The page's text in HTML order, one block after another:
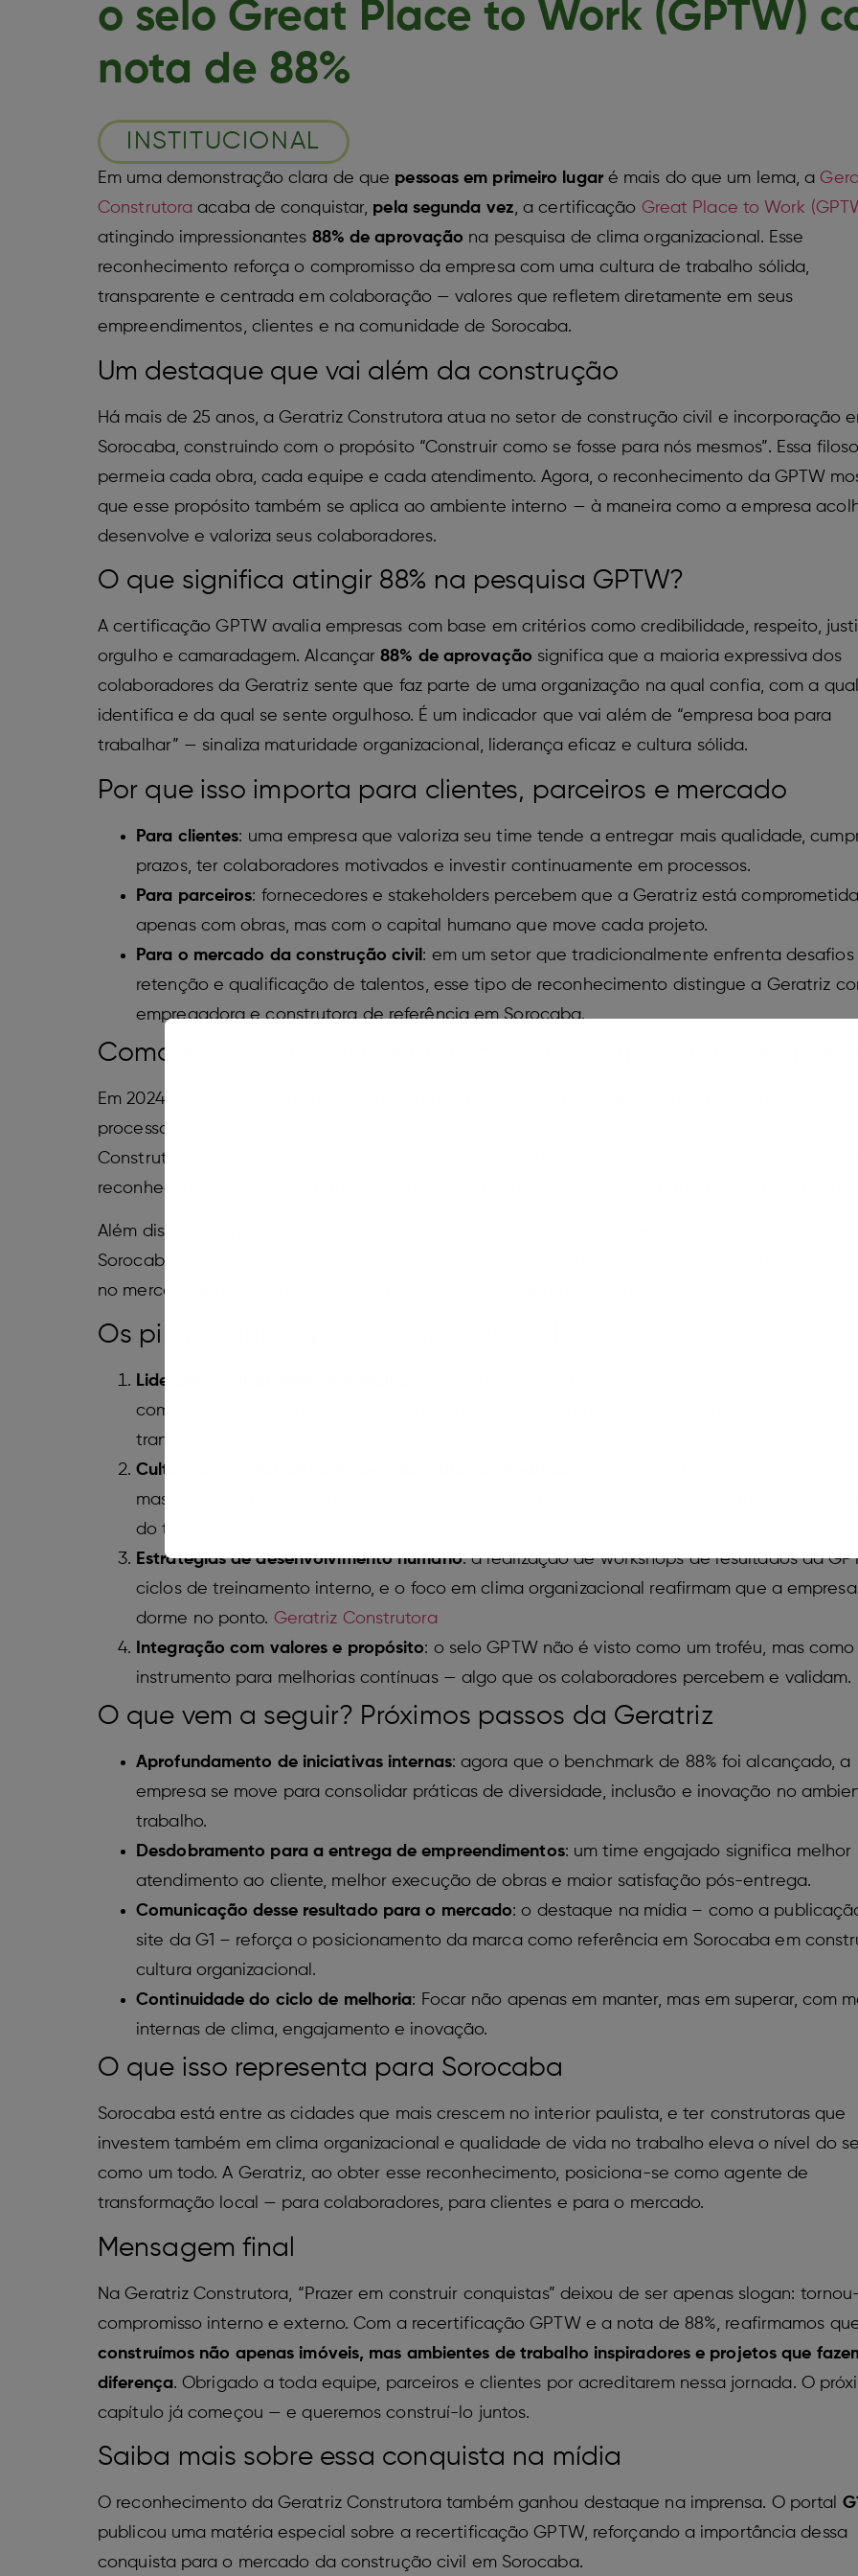
o selo Great Place to Work (GPTW)
nota de 88%
INSTITUCIONAL
Em uma demonstração clara de que pessoas em primeiro lugaré mais do que um lema, a
Construtora acaba de conquistar, pela segunda vez, a certificação Great Place to Work
atingindo impressionantes 88% de aprovação na pesquisa de clima organizacional. Esse
reconhecimento reforça o compromisso da empresa com uma cultura de trabalho sólida,
transparente e centrada em colaboração — valores que refletem diretamente em seus
empreendimentos, clientes e na comunidade de Sorocaba.
Um destaque que vai além da construção
Há mais de 25 anos, a Geratriz Construtora atua no setor de construção civil e incorporação
Sorocaba, construindo com o propósito “Construir como se fosse para nós mesmos”. Essa
permeia cada obra, cada equipe e cada atendimento. Agora, o reconhecimento da GPTW
que esse propósito também se aplica ao ambiente interno — à maneira como a empresa
desenvolve e valoriza seus colaboradores.
O que significa atingir 88% na pesquisa GPTW?
A certificação GPTW avalia empresas com base em critérios como credibilidade, respeito,
orgulho e camaradagem. Alcançar88% de aprovação significa que a maioria expressiva dos
colaboradores da Geratriz sente que faz parte de uma organização na qual confia, com a
identifica e da qual se sente orgulhoso. É um indicador que vai além de “empresa boa para
trabalhar” — sinaliza maturidade organizacional, liderança eficaz e cultura sólida.
Por que isso importa para clientes, parceiros e mercado
Para clientes: uma empresa que valoriza seu time tende a entregar mais qualidade,
prazos, ter colaboradores motivados e investir continuamente em processos.
Para parceiros: fornecedores e stakeholders percebem que a Geratriz está
apenas com obras, mas com o capital humano que move cada projeto.
Para o mercado da construção civil : em um setor que tradicionalmente enfrenta desafios
retenção e qualificação de talentos, esse tipo de reconhecimento distingue a Geratriz
empregadora e construtora de referência em Sorocaba.
Como essa conquista se relaciona com a história da empresa
Em 2024, a Geratriz já havia conquistado a certificação GPTW pela primeira vez, em sua
processo, gerando orgulho e fazendo parte da agenda de cultura da organização. Geratriz
Construtora Agora, com a recertificação e a nota de 88%, o ciclo se consolida. A manutenção
reconhecimento demonstra que os esforços não foram pontuais, mas parte de um plano
Além disso, a empresa já havia sido destacada em outros rankings relevantes, como o “Top of
Sorocaba” em 2024 — 7º lugar entre as marcas mais lembradas na cidade — reforçando sua
no mercado e a conexão com a comunidade local. Geratriz Construtora
Os pilares que explicam este resultador
Liderança transparente e engajada
comunicação aberta, feedback contínuo e envolvimento das equipes nos projetos de
transformação interna.
Cultura de “Construir como se fosse para nós mesmos”
mas a maneira de gerir pessoas, processos e resultados — criando pertencimento e
do time.
Estratégias de desenvolvimento humano: a realização de workshops de resultados da
ciclos de treinamento interno, e o foco em clima organizacional reafirmam que a
dorme no ponto. Geratriz Construtora
Integração com valores e propósito: o selo GPTW não é visto como um troféu, mas como
instrumento para melhorias contínuas — algo que os colaboradores percebem e validam.
O que vem a seguir? Próximos passos da Geratriz
Aprofundamento de iniciativas internas: agora que o benchmark de 88% foi alcançado, a
empresa se move para consolidar práticas de diversidade, inclusão e inovação no
trabalho.
Desdobramento para a entrega de empreendimentos: um time engajado significa melhor
atendimento ao cliente, melhor execução de obras e maior satisfação pós-entrega.
Comunicação desse resultado para o mercado: o destaque na mídia – como a
site da G1 – reforça o posicionamento da marca como referência em Sorocaba em
cultura organizacional.
Continuidade do ciclo de melhoria: Focar não apenas em manter, mas em superar, com
internas de clima, engajamento e inovação.
O que isso representa para Sorocaba
Sorocaba está entre as cidades que mais crescem no interior paulista, e ter construtoras que
investem também em clima organizacional e qualidade de vida no trabalho eleva o nível do
como um todo. A Geratriz, ao obter esse reconhecimento, posiciona-se como agente de
transformação local — para colaboradores, para clientes e para o mercado.
Mensagem final
Na Geratriz Construtora, “Prazer em construir conquistas” deixou de ser apenas slogan:
compromisso interno e externo. Com a recertificação GPTW e a nota de 88%, reafirmamos
construímos não apenas imóveis, mas ambientes de trabalho inspiradores e projetos que
diferença. Obrigado a toda equipe, parceiros e clientes por acreditarem nessa jornada. O
capítulo já começou — e queremos construí-lo juntos.
Saiba mais sobre essa conquista na mídia
O reconhecimento da Geratriz Construtora também ganhou destaque na imprensa. O portal
publicou uma matéria especial sobre a recertificação GPTW, reforçando a importância dessa
conquista para o mercado da construção civil em Sorocaba.